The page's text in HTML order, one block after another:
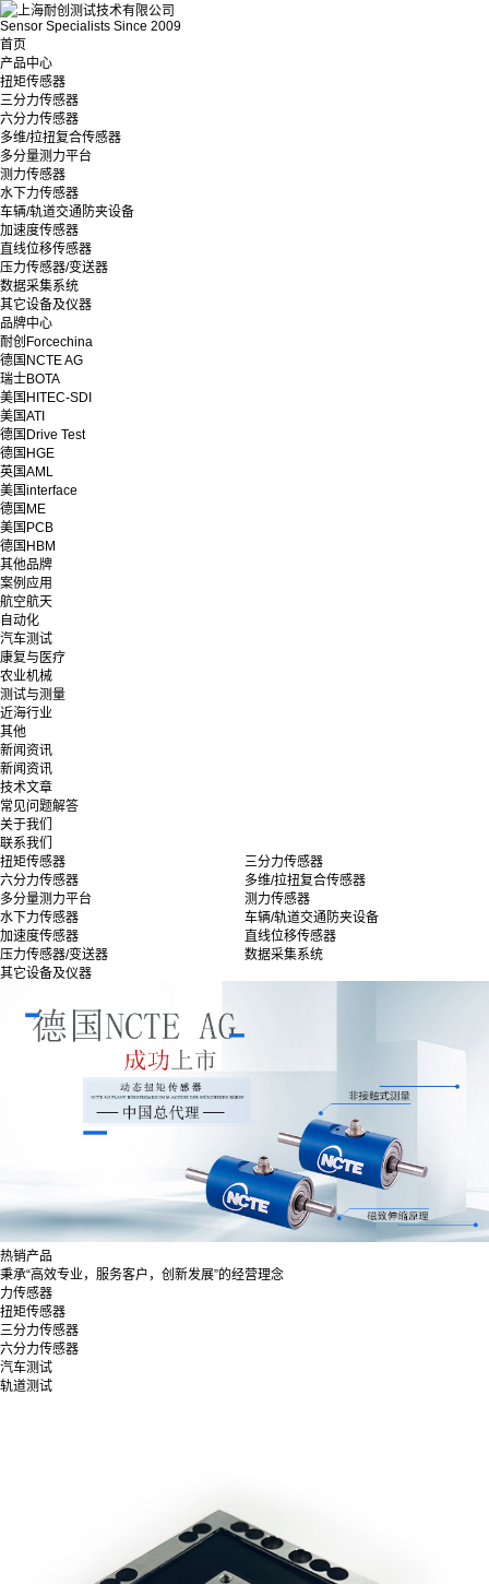
Sensor Specialists Since 2009
首页
产品中心
扭矩传感器
三分力传感器
六分力传感器
多维/拉扭复合传感器
多分量测力平台
测力传感器
水下力传感器
车辆/轨道交通防夹设备
加速度传感器
直线位移传感器
压力传感器/变送器
数据采集系统
其它设备及仪器
品牌中心
耐创Forcechina
德国NCTE AG
瑞士BOTA
美国HITEC-SDI
美国ATI
德国Drive Test
德国HGE
英国AML
美国interface
德国ME
美国PCB
德国HBM
其他品牌
案例应用
航空航天
自动化
汽车测试
康复与医疗
农业机械
测试与测量
近海行业
其他
新闻资讯
新闻资讯
技术文章
常见问题解答
关于我们
联系我们
扭矩传感器
三分力传感器
六分力传感器
多维/拉扭复合传感器
多分量测力平台
测力传感器
水下力传感器
车辆/轨道交通防夹设备
加速度传感器
直线位移传感器
压力传感器/变送器
数据采集系统
其它设备及仪器
热销产品
秉承“高效专业，服务客户，创新发展”的经营理念
力传感器
扭矩传感器
三分力传感器
六分力传感器
汽车测试
轨道测试